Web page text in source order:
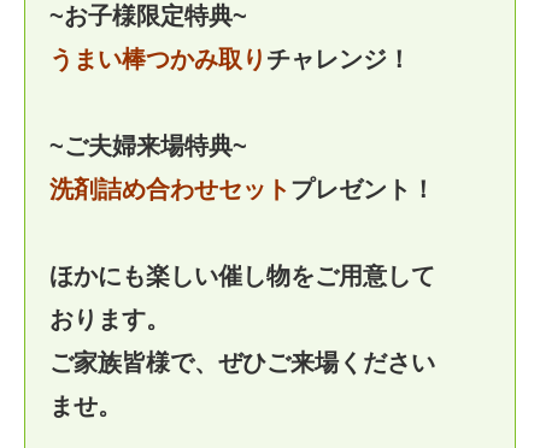
~お子様限定特典~
うまい棒つかみ取り チャレンジ！
~ご夫婦来場特典~
洗剤詰め合わせセット プレゼント！
ほかにも楽しい催し物をご用意して
おります。
ご家族皆様で、ぜひご来場ください
ませ。